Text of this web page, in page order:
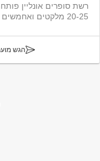
רשת סופרים אונליין
20-25 מלקטים ואחמשים גיוסים והכשרות, ניהול יחידת רווח והפסד, התנהלות וי...
הגש